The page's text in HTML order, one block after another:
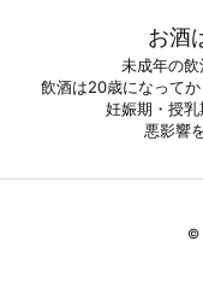
お酒
未成年の飲
飲酒は20歳になってか
妊娠期・授
悪影響
©